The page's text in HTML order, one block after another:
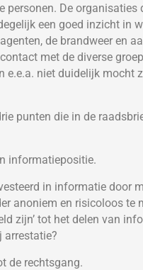
De
een goed inzicht in
de brandweer en
met de diverse
e.e.a. niet duidelijk mocht
punten die in de
informatiepositie.
in informatie door
anoniem en risicoloos te
zijn’ tot het delen van
arrestatie?
de rechtsgang.